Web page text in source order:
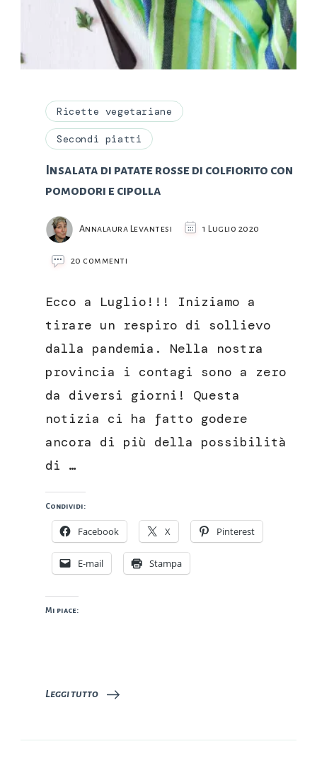
Ricette vegetariane
Secondi piatti
Insalata di patate rosse di colfiorito con
pomodori e cipolla
Annalaura Levantesi 1 Luglio 2020
20 commenti
patate
colfiorito
pomodori
Ecco a Luglio!!! Iniziamo a
tirare un respiro di sollievo
dalla pandemia. Nella nostra
provincia i contagi sono a zero
da diversi giorni! Questa
notizia ci ha fatto godere
ancora di più della possibilità
di …
Condividi:
Facebook X Pinterest
E-mail Stampa
Mi piace:
Leggi tutto